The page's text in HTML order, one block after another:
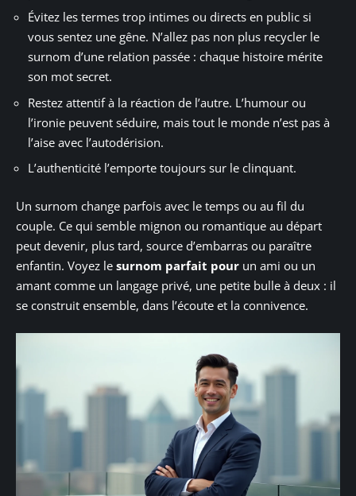
Évitez les termes trop intimes ou directs en public si
vous sentez une gêne. N’allez pas non plus recycler le
surnom d’une relation passée : chaque histoire mérite
son mot secret.
Restez attentif à la réaction de l’autre. L’humour ou
l’ironie peuvent séduire, mais tout le monde n’est pas à
l’aise avec l’autodérision.
L’authenticité l’emporte toujours sur le clinquant.
Un surnom change parfois avec le temps ou au fil du
couple. Ce qui semble mignon ou romantique au départ
peut devenir, plus tard, source d’embarras ou paraître
enfantin. Voyez le surnom parfait pour un ami ou un
amant comme un langage privé, une petite bulle à deux : il
se construit ensemble, dans l’écoute et la connivence.